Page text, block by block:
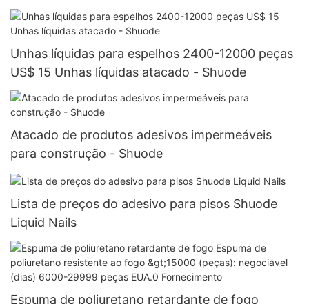
Unhas líquidas para espelhos 2400-12000 peças
US$ 15 Unhas líquidas atacado - Shuode
Atacado de produtos adesivos impermeáveis ​​
para construção - Shuode
Lista de preços do adesivo para pisos Shuode
Liquid Nails
Espuma de poliuretano retardante de fogo